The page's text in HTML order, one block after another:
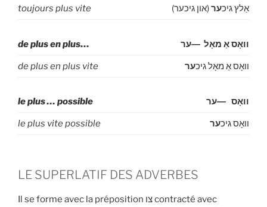
toujours plus vite אַלץ גיכער(און גיכער)
de plus en plus… וואָס אַ מאָל ―ער
de plus en plus vite וואָס אַ מאָל גיכער
le plus … possible וואָס ―ער
le plus vite possible וואָס גיכער
LE SUPERLATIF DES ADVERBES
Il se forme avec la préposition צו contracté avec